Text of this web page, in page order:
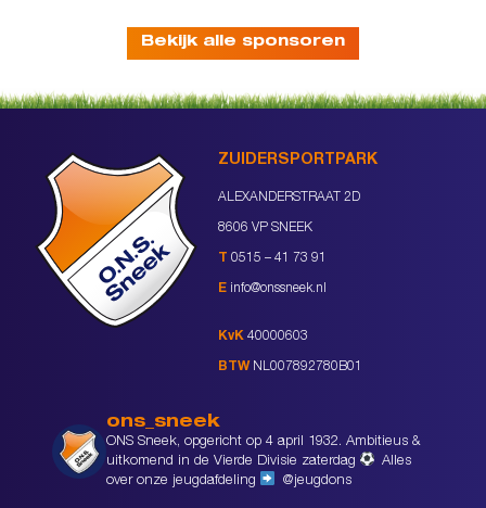
Bekijk alle sponsoren
ZUIDERSPORTPARK
ALEXANDERSTRAAT 2D
8606 VP SNEEK
T 0515 – 41 73 91
E info@onssneek.nl
KvK 40000603
BTW NL007892780B01
ons_sneek
ONS Sneek, opgericht op 4 april 1932. Ambitieus &
uitkomend in de Vierde Divisie zaterdag
Alles
over onze jeugdafdeling
@jeugdons